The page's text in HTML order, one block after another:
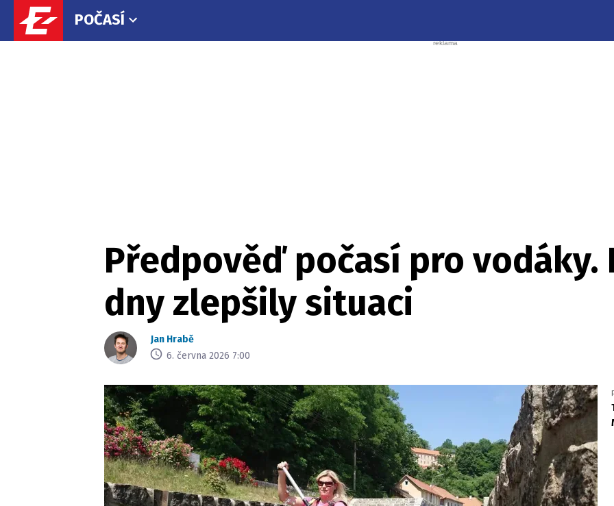
POČASÍ
Předpověď počasí pro vodáky.
dny zlepšily situaci
Jan Hrabě
6. června 2026 7:00